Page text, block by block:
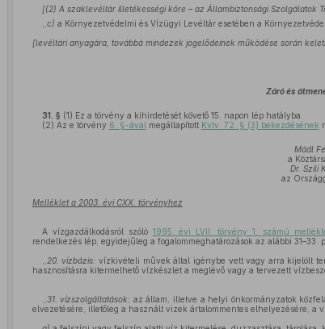
[(2) A szaklevéltár illetékességi köre – az Állambiztonsági Szolgálatok
c) a Környezetvédelmi és Vízügyi Levéltár esetében a
[levéltári anyagára, továbbá mindezek jogelődeinek működése során
Záró és
31. § (1) Ez a törvény a kihirdetését követő 15. napon lép hatályba.
(2) Az e törvény 6. §-ával megállapított Kvtv. 72. § (3) bekezdésének
Mádl
a
Dr. Szili
az
Melléklet a 2003. évi CXX. törvényhez
A vízgazdálkodásról szóló 1995. évi LVII. törvény 1. számú
rendelkezés lép, egyidejűleg a fogalommeghatározások az alábbi 31–33.
20. vízbázis: vízkivételi művek által igénybe vett vagy arra kijelölt
hasznosításra kitermelhető vízkészlet a meglévő vagy a tervezett
31. vízszolgáltatások: az állam, illetve a helyi önkormányzatok
elvezetésére, illetőleg a használt vizek ártalommentes elhelyezésére, a